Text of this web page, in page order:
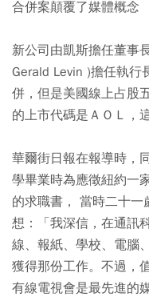
合併案顛覆了媒體概念
新公司由凱斯擔任董事
Gerald Levin )擔任執行
併，但是美國線上占股
的上市代碼是ＡＯＬ，
華爾街日報在報導時，
學畢業時為應徵紐約一
的求職書， 當時二十
想：「我深信，在通訊
線、報紙、學校、電腦
獲得那份工作。不過，
有線電視會是最先進的